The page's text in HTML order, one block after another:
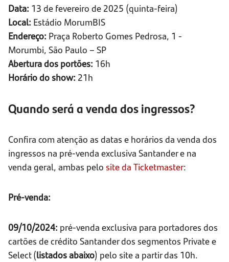
Data: 13 de fevereiro de 2025 (quinta-feira)
Local: Estádio MorumBIS
Endereço: Praça Roberto Gomes Pedrosa, 1 -
Morumbi, São Paulo – SP
Abertura dos portões: 16h
Horário do show: 21h
Quando será a venda dos ingressos?
Confira com atenção as datas e horários da venda dos
ingressos na pré-venda exclusiva Santander e na
venda geral, ambas pelo site da Ticketmaster:
Pré-venda:
09/10/2024: pré-venda exclusiva para portadores dos
cartões de crédito Santander dos segmentos Private e
Select (listados abaixo) pelo site a partir das 10h.